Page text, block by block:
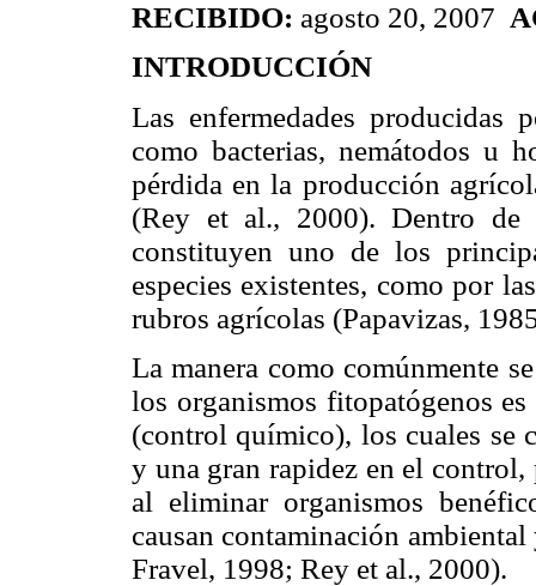
RECIBIDO: agosto 20, 2007
INTRODUCCIÓN
Las enfermedades producidas
como bacterias, nemátodos u
pérdida en la producción
(Rey et al., 2000). Dentro de
constituyen uno de los
especies existentes, como por
rubros agrícolas (Papavizas,
La manera como comúnmente
los organismos fitopatógenos
(control químico), los cuales se
y una gran rapidez en el
al eliminar organismos
causan contaminación
Fravel, 1998; Rey et al., 2000).